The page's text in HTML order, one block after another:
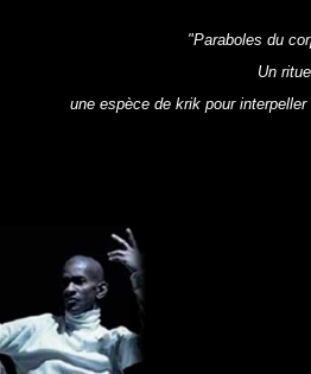
"Paraboles du
Un
une espèce de krik pour